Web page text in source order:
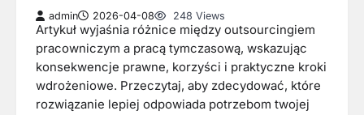
admin 2026-04-08 248 Views
Artykuł wyjaśnia różnice między outsourcingiem
pracowniczym a pracą tymczasową, wskazując
konsekwencje prawne, korzyści i praktyczne kroki
wdrożeniowe. Przeczytaj, aby zdecydować, które
rozwiązanie lepiej odpowiada potrzebom twojej